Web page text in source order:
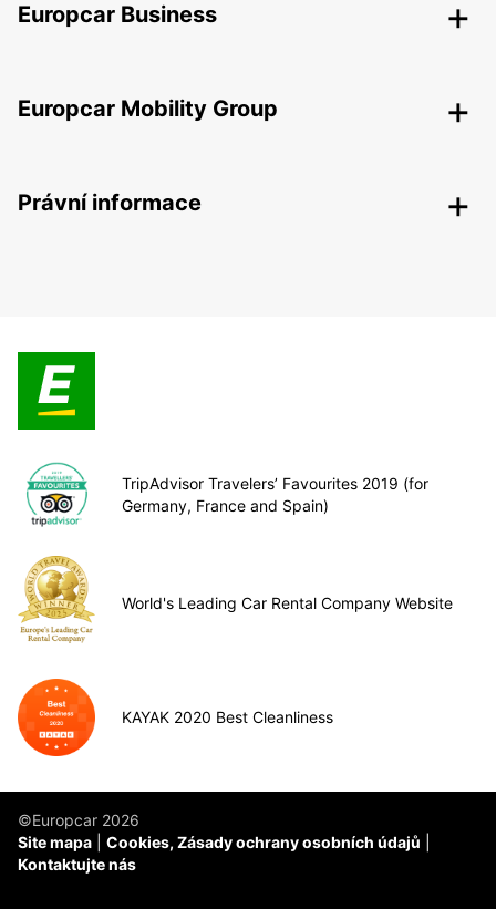
Europcar Business
Europcar Mobility Group
Právní informace
TripAdvisor Travelers’ Favourites 2019 (for
Germany, France and Spain)
World's Leading Car Rental Company Website
KAYAK 2020 Best Cleanliness
©Europcar 2026
Site mapa
Cookies, Zásady ochrany osobních údajů
Kontaktujte nás